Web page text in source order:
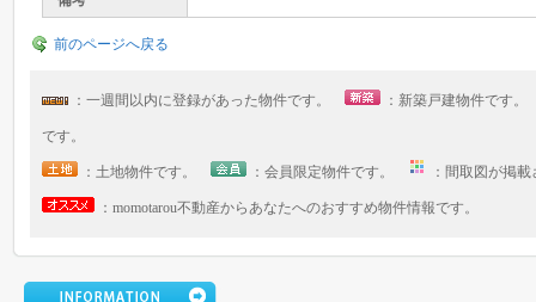
前のページへ戻る
：一週間以内に登録があった物件です。 ：新築戸建物件です
です。
：土地物件です。 ：会員限定物件です。 ：間取図が掲
：momotarou不動産からあなたへのおすすめ物件情報です。